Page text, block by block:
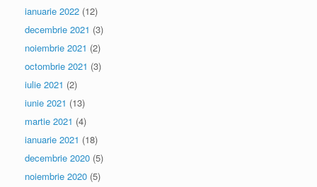
ianuarie 2022 (12)
decembrie 2021 (3)
noiembrie 2021 (2)
octombrie 2021 (3)
iulie 2021 (2)
iunie 2021 (13)
martie 2021 (4)
ianuarie 2021 (18)
decembrie 2020 (5)
noiembrie 2020 (5)